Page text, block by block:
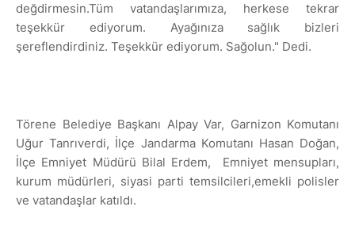
değdirmesin.Tüm vatandaşlarımıza, herkese tekrar
teşekkür ediyorum. Ayağınıza sağlık bizleri
şereflendirdiniz. Teşekkür ediyorum. Sağolun." Dedi.
Törene Belediye Başkanı Alpay Var, Garnizon Komutanı
Uğur Tanrıverdi, İlçe Jandarma Komutanı Hasan Doğan,
İlçe Emniyet Müdürü Bilal Erdem,
Emniyet mensupları,
kurum müdürleri, siyasi parti temsilcileri,emekli polisler
ve vatandaşlar katıldı.